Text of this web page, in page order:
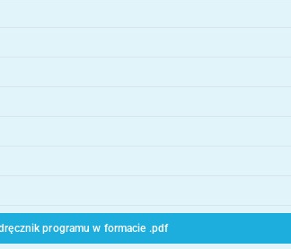
programu w formacie .pdf